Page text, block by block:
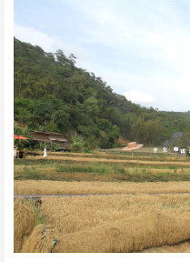
普洱老爪箐：感受传
的乡村生活